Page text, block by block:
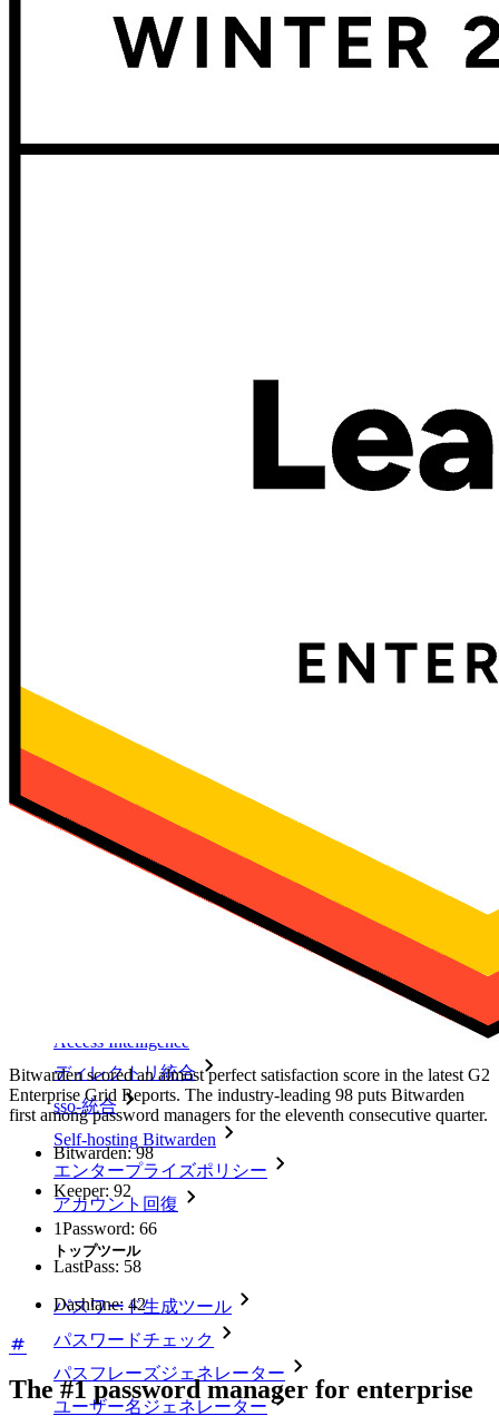
数え切れないほどの企業やビジネスが、自社の利益を
確保するためにビットワルデンを選んでいます。
パーソナルプランのトップ機能
統合されたTOTP
緊急アクセス
機密データ共有
メールエイリアスの統合
クロスプラットフォームで無制限のデバイス
Access Intelligence
ディレクトリ統合
sso-統合
Self-hosting Bitwarden
エンタープライズポリシー
アカウント回復
トップツール
パスワード生成ツール
パスワードチェック
パスフレーズジェネレーター
ユーザー名ジェネレーター
Bitwarden scored an almost perfect satisfaction score in the latest G2
Enterprise Grid Reports. The industry-leading 98 puts Bitwarden
first among password managers for the eleventh consecutive quarter.
Bitwarden: 98
Keeper: 92
1Password: 66
LastPass: 58
Dashlane: 42
The #1 password manager for enterprise